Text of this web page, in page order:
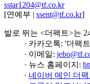
sstar1204@tf.co.kr
[연예부 | ssent@tf.co.kr]
발로 뛰는 <더팩트>는
· 카카오톡: '더팩
· 이메일:
· 뉴스 홈페이지:
· 네이버 메인 더